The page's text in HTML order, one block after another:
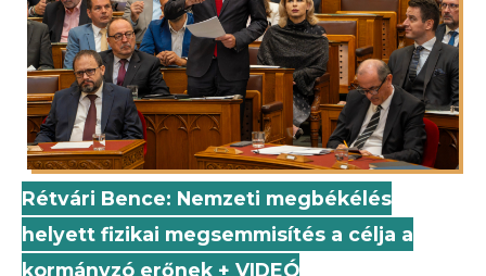
Rétvári Bence: Nemzeti megbékélés
helyett fizikai megsemmisítés a célja a
kormányzó erőnek + VIDEÓ